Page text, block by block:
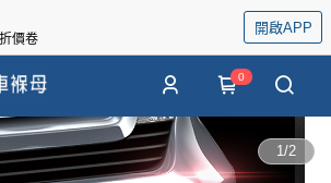
價卷
開啟APP
0
1/2